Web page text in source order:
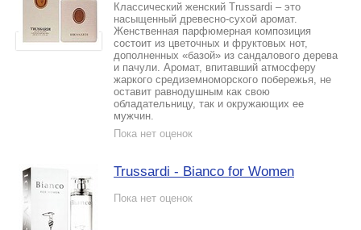
Классический женский Trussardi – это
насыщенный древесно-сухой аромат.
Женственная парфюмерная композиция
состоит из цветочных и фруктовых нот,
дополненных «базой» из сандалового дерева
и пачули. Аромат, впитавший атмосферу
жаркого средиземноморского побережья, не
оставит равнодушным как свою
обладательницу, так и окружающих ее
мужчин.
Пока нет оценок
Trussardi - Bianco for Women
Пока нет оценок